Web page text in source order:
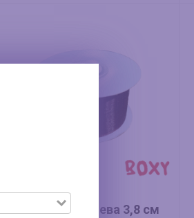
Стрічка коричнева 3,8 см